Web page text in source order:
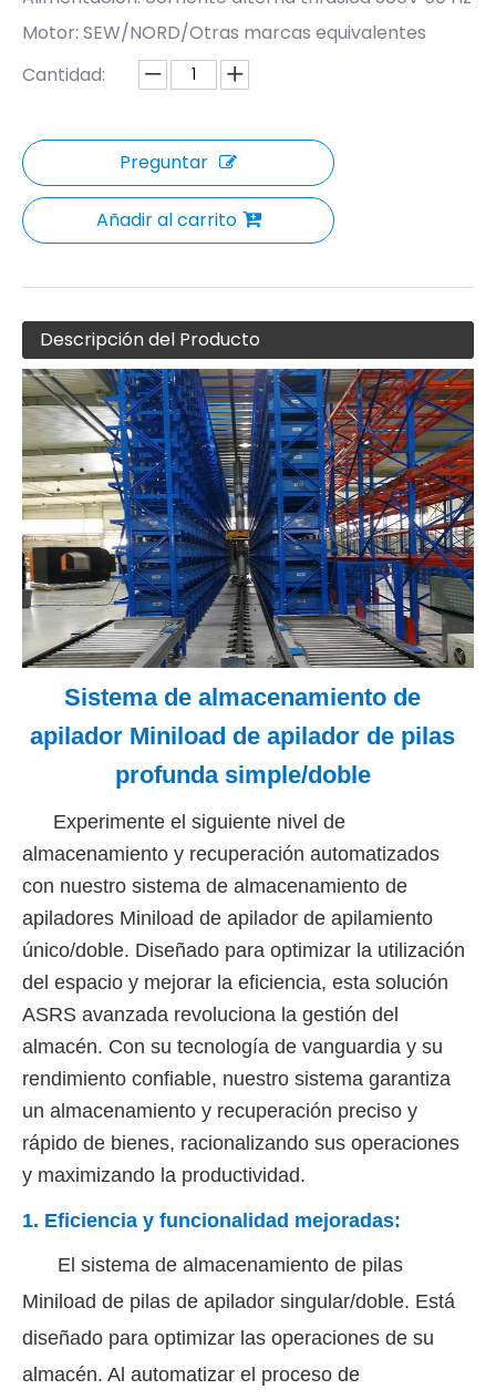
Motor: SEW/NORD/Otras marcas equivalentes
Cantidad:
Preguntar
Añadir al carrito
Descripción del Producto
Sistema de almacenamiento de
apilador Miniload de apilador de pilas
profunda simple/doble
Experimente el siguiente nivel de
almacenamiento y recuperación automatizados
con nuestro sistema de almacenamiento de
apiladores Miniload de apilador de apilamiento
único/doble. Diseñado para optimizar la utilización
del espacio y mejorar la eficiencia, esta solución
ASRS avanzada revoluciona la gestión del
almacén. Con su tecnología de vanguardia y su
rendimiento confiable, nuestro sistema garantiza
un almacenamiento y recuperación preciso y
rápido de bienes, racionalizando sus operaciones
y maximizando la productividad.
1. Eficiencia y funcionalidad mejoradas:
El sistema de almacenamiento de pilas
Miniload de pilas de apilador singular/doble. Está
diseñado para optimizar las operaciones de su
almacén. Al automatizar el proceso de